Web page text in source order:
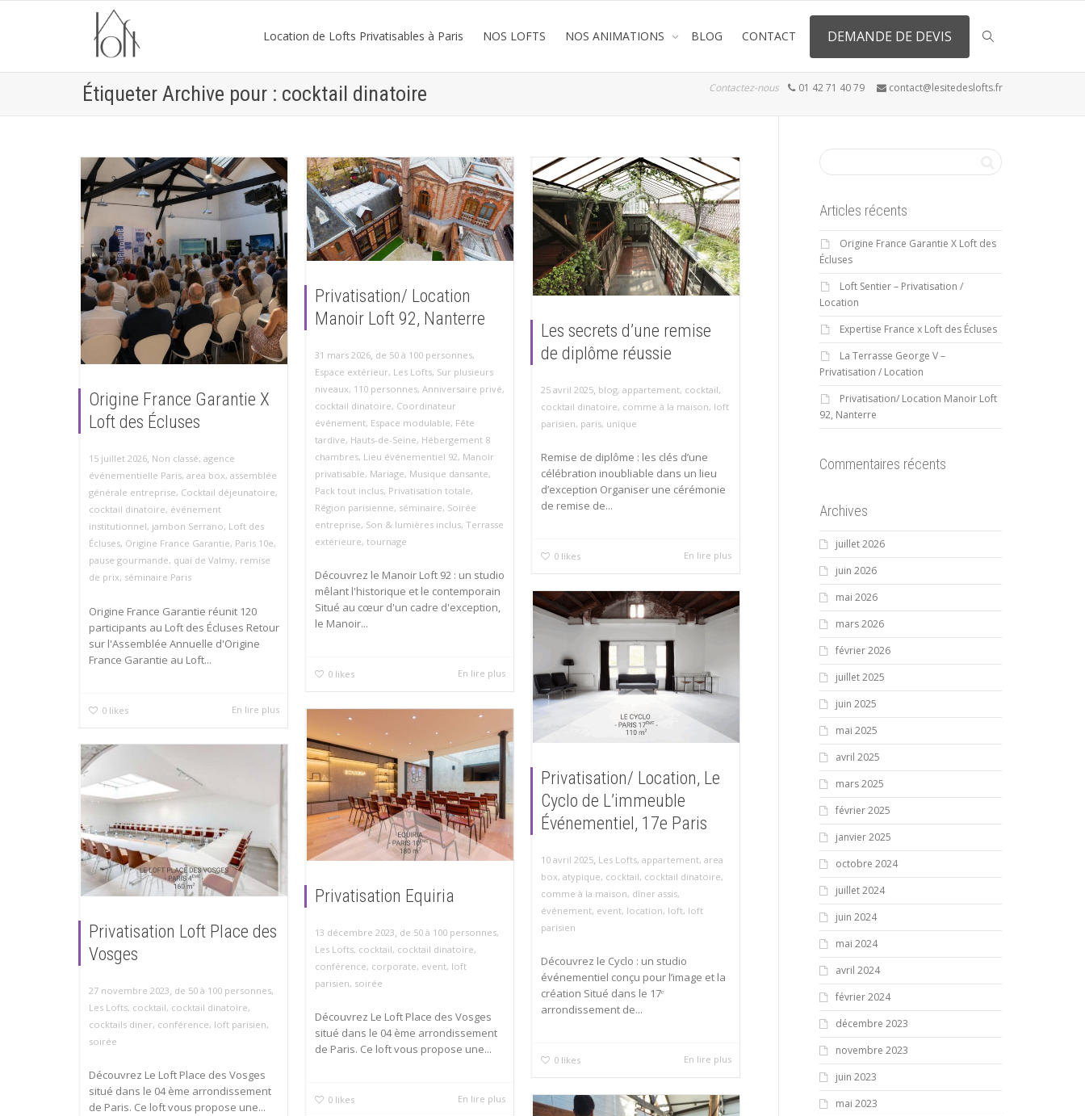
Location de Lofts Privatisables à Paris NOS LOFTS NOS ANIMATIONS BLOG CONTACT DEMANDE DE DEVIS
Étiqueter Archive pour : cocktail dinatoire Contactez-nous 01 42 71 40 79 contact@lesitedeslofts.fr
Origine France Garantie X
Loft des Écluses
15 juillet 2026, Non classé, agence
événementielle Paris, area box, assemblée
générale entreprise, Cocktail déjeunatoire,
cocktail dinatoire, événement
institutionnel, jambon Serrano, Loft des
Écluses, Origine France Garantie, Paris 10e,
pause gourmande, quai de Valmy, remise
de prix, séminaire Paris
Origine France Garantie réunit 120
participants au Loft des Écluses Retour
sur l'Assemblée Annuelle d'Origine
France Garantie au Loft...
0 likes En lire plus
Privatisation/ Location
Manoir Loft 92, Nanterre
31 mars 2026, de 50 à 100 personnes,
Espace extérieur, Les Lofts, Sur plusieurs
niveaux, 110 personnes, Anniversaire privé,
cocktail dinatoire, Coordinateur
événement, Espace modulable, Fête
tardive, Hauts-de-Seine, Hébergement 8
chambres, Lieu événementiel 92, Manoir
privatisable, Mariage, Musique dansante,
Pack tout inclus, Privatisation totale,
Région parisienne, séminaire, Soirée
entreprise, Son & lumières inclus, Terrasse
extérieure, tournage
Découvrez le Manoir Loft 92 : un studio
mêlant l'historique et le contemporain
Situé au cœur d'un cadre d'exception,
le Manoir...
0 likes En lire plus
Les secrets d’une remise
de diplôme réussie
25 avril 2025, blog, appartement, cocktail,
cocktail dinatoire, comme à la maison, loft
parisien, paris, unique
Remise de diplôme : les clés d’une
célébration inoubliable dans un lieu
d’exception Organiser une cérémonie
de remise de...
0 likes En lire plus
Privatisation/ Location, Le
Cyclo de L’immeuble
Événementiel, 17e Paris
10 avril 2025, Les Lofts, appartement, area
box, atypique, cocktail, cocktail dinatoire,
comme à la maison, dîner assis,
événement, event, location, loft, loft
parisien
Découvrez le Cyclo : un studio
événementiel conçu pour l’image et la
création Situé dans le 17ᵉ
arrondissement de...
0 likes En lire plus
Privatisation Equiria
13 décembre 2023, de 50 à 100 personnes,
Les Lofts, cocktail, cocktail dinatoire,
conférence, corporate, event, loft
parisien, soirée
Découvrez Le Loft Place des Vosges
situé dans le 04 ème arrondissement
de Paris. Ce loft vous propose une...
0 likes En lire plus
Privatisation Loft Place des
Vosges
27 novembre 2023, de 50 à 100 personnes,
Les Lofts, cocktail, cocktail dinatoire,
cocktails diner, conférence, loft parisien,
soirée
Découvrez Le Loft Place des Vosges
situé dans le 04 ème arrondissement
de Paris. Ce loft vous propose une...
Articles récents
Origine France Garantie X Loft des
Écluses
Loft Sentier – Privatisation /
Location
Expertise France x Loft des Écluses
La Terrasse George V –
Privatisation / Location
Privatisation/ Location Manoir Loft
92, Nanterre
Commentaires récents
Archives
juillet 2026
juin 2026
mai 2026
mars 2026
février 2026
juillet 2025
juin 2025
mai 2025
avril 2025
mars 2025
février 2025
janvier 2025
octobre 2024
juillet 2024
juin 2024
mai 2024
avril 2024
février 2024
décembre 2023
novembre 2023
juin 2023
mai 2023